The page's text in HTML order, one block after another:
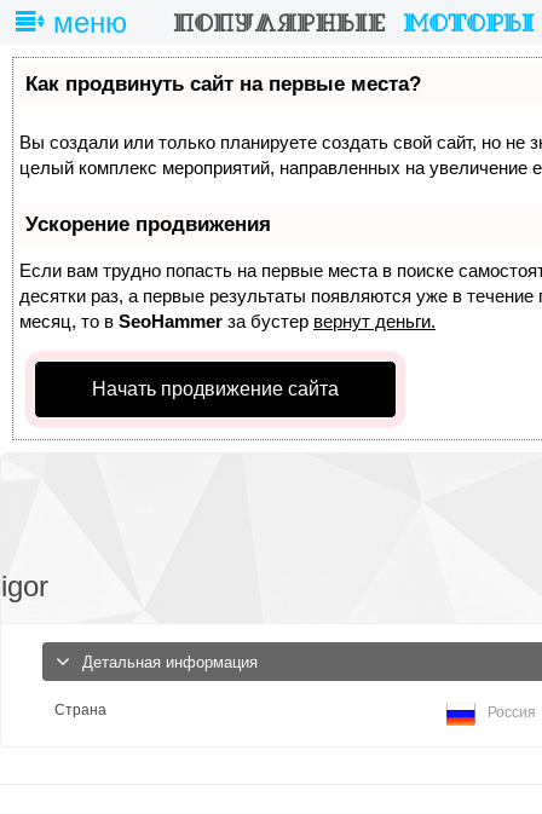
меню
Как продвинуть сайт на первые места?
Вы создали или только планируете создать свой сайт, но не
целый комплекс мероприятий, направленных на увеличение
Ускорение продвижения
Если вам трудно попасть на первые места в поиске
десятки раз, а первые результаты появляются уже в
месяц, то в SeoHammer за бустер вернут деньги.
Начать продвижение сайта
igor
Детальная информация
Страна Россия